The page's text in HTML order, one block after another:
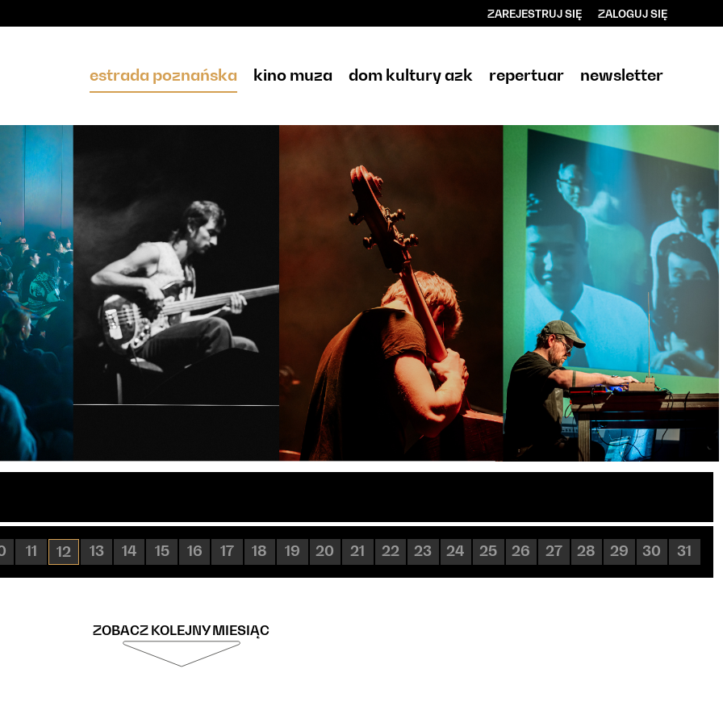
ZAREJESTRUJ SIĘ ZALOGUJ SIĘ
estrada poznańska kino muza dom kultury azk repertuar newsletter
11 12 13 14 15 16 17 18 19 20 21 22 23 24 25 26 27 28 29 30 31
ZOBACZ KOLEJNY MIESIĄC